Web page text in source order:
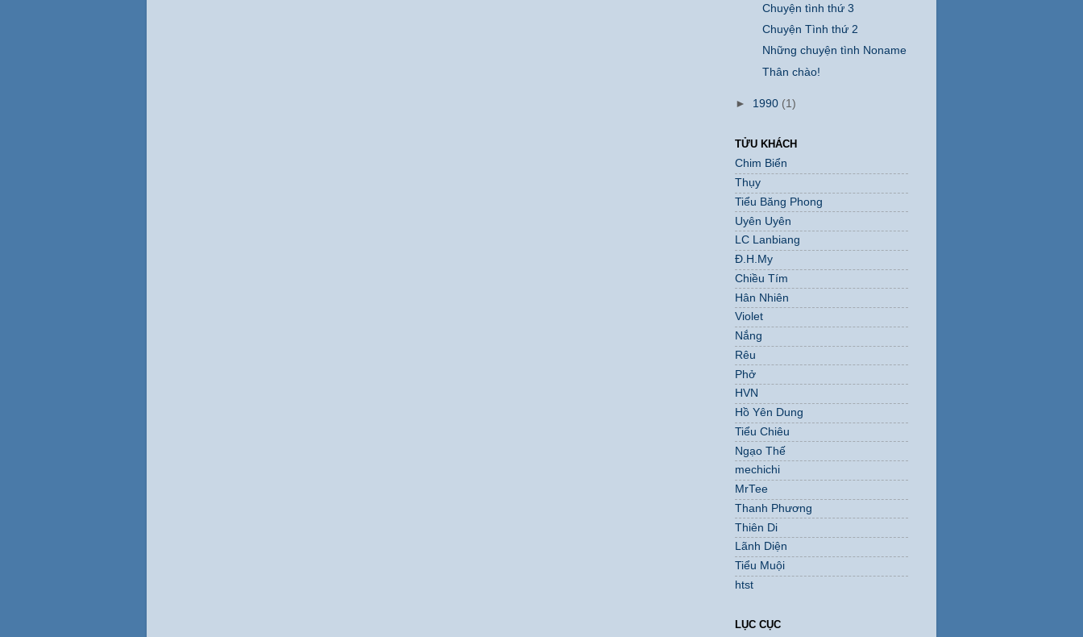
Chuyện tình thứ 3
Chuyện Tình thứ 2
Những chuyện tình Noname
Thân chào!
► 1990 (1)
TỬU KHÁCH
Chim Biển
Thụy
Tiểu Băng Phong
Uyên Uyên
LC Lanbiang
Đ.H.My
Chiều Tím
Hân Nhiên
Violet
Nắng
Rêu
Phở
HVN
Hồ Yên Dung
Tiểu Chiêu
Ngạo Thế
mechichi
MrTee
Thanh Phương
Thiên Di
Lãnh Diện
Tiểu Muội
htst
LỤC CỤC